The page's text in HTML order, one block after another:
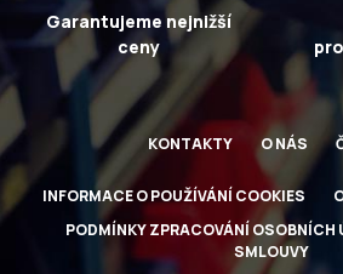
Garantujeme nejnižší
ceny
KONTAKTY O NÁS
INFORMACE O POUŽÍVÁNÍ COOKIES
PODMÍNKY ZPRACOVÁNÍ OSOBNÍCH
SMLOUVY